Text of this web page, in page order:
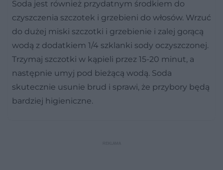
Soda jest również przydatnym środkiem do
czyszczenia szczotek i grzebieni do włosów. Wrzuć
do dużej miski szczotki i grzebienie i zalej gorącą
wodą z dodatkiem 1/4 szklanki sody oczyszczonej.
Trzymaj szczotki w kąpieli przez 15-20 minut, a
następnie umyj pod bieżącą wodą. Soda
skutecznie usunie brud i sprawi, że przybory będą
bardziej higieniczne.